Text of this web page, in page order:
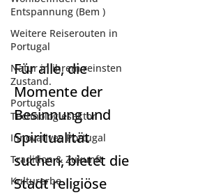
Entspannung (Bem )
Weitere Reiserouten in
Portugal
Natur in ihrem reinsten
Zustand.
Portugals
Technologiesektor
Innovatives Portugal
Tradition & Zukunft
Kulturerbe
Weihnachten in
Porto
Für alle, die
Momente der
Besinnung und
Spiritualität
suchen, bietet die
Stadt religiöse